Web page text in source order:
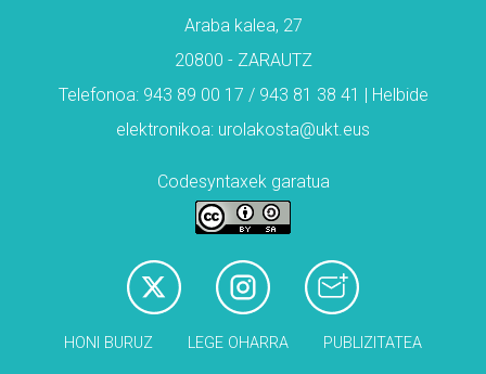
Araba kalea, 27
20800 - ZARAUTZ
Telefonoa: 943 89 00 17 / 943 81 38 41 | Helbide
elektronikoa: urolakosta@ukt.eus
Codesyntaxek garatua
HONI BURUZ LEGE OHARRA PUBLIZITATEA